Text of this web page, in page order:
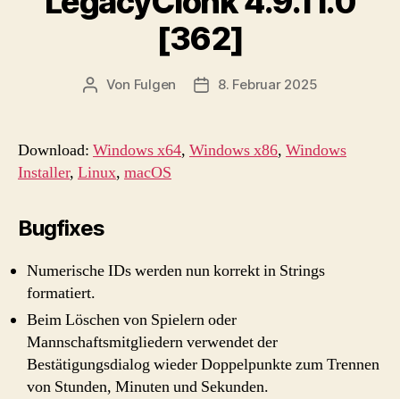
[362]
Beitragsautor
Von Fulgen Beitragsdatum
8. Februar 2025
Download: Windows x64, Windows x86, Windows
Installer, Linux, macOS
Bugfixes
Numerische IDs werden nun korrekt in Strings
formatiert.
Beim Löschen von Spielern oder
Mannschaftsmitgliedern verwendet der
Bestätigungsdialog wieder Doppelpunkte zum Trennen
von Stunden, Minuten und Sekunden.